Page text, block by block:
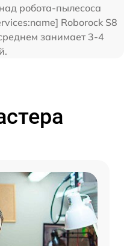
робота-пылесоса
Roborock S8
занимает 3-4